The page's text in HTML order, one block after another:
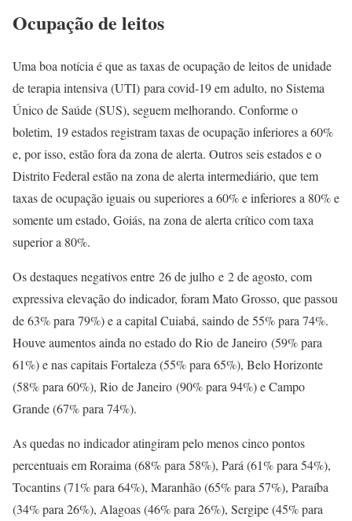
Ocupação de leitos
Uma boa notícia é que as taxas de ocupação de leitos de unidade
de terapia intensiva (UTI) para covid-19 em adulto, no Sistema
Único de Saúde (SUS), seguem melhorando. Conforme o
boletim, 19 estados registram taxas de ocupação inferiores a 60%
e, por isso, estão fora da zona de alerta. Outros seis estados e o
Distrito Federal estão na zona de alerta intermediário, que tem
taxas de ocupação iguais ou superiores a 60% e inferiores a 80% e
somente um estado, Goiás, na zona de alerta crítico com taxa
superior a 80%.
Os destaques negativos entre 26 de julho e 2 de agosto, com
expressiva elevação do indicador, foram Mato Grosso, que passou
de 63% para 79%) e a capital Cuiabá, saindo de 55% para 74%.
Houve aumentos ainda no estado do Rio de Janeiro (59% para
61%) e nas capitais Fortaleza (55% para 65%), Belo Horizonte
(58% para 60%), Rio de Janeiro (90% para 94%) e Campo
Grande (67% para 74%).
As quedas no indicador atingiram pelo menos cinco pontos
percentuais em Roraima (68% para 58%), Pará (61% para 54%),
Tocantins (71% para 64%), Maranhão (65% para 57%), Paraíba
(34% para 26%), Alagoas (46% para 26%), Sergipe (45% para